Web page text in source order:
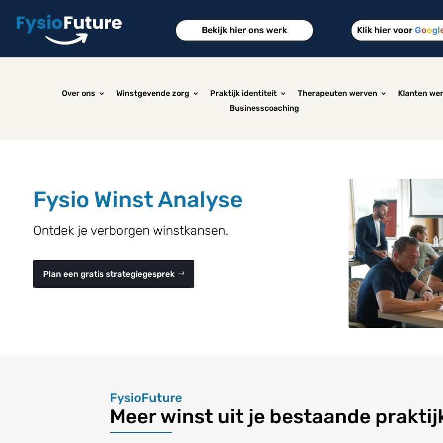
Bekijk hier ons werk Klik hier voor Googl
Over ons Winstgevende zorg Praktijk identiteit Therapeuten werven
Klanten
Businesscoaching
Fysio Winst Analyse
Ontdek je verborgen winstkansen.
Plan een gratis strategiegesprek
FysioFuture
Meer winst uit je bestaande